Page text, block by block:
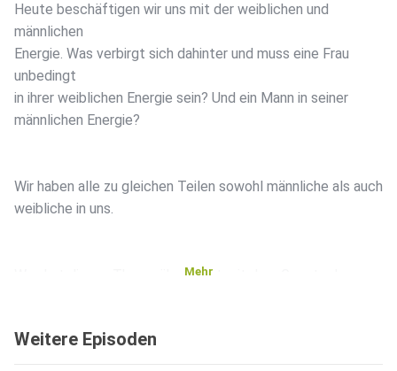
Heute beschäftigen wir uns mit der weiblichen und
männlichen
Energie. Was verbirgt sich dahinter und muss eine Frau
unbedingt
in ihrer weiblichen Energie sein? Und ein Mann in seiner
männlichen Energie?
Wir haben alle zu gleichen Teilen sowohl männliche als auch
weibliche in uns.
Was hat dieses Thema überhaupt mit dem Gesetz der
Mehr
Weitere Episoden